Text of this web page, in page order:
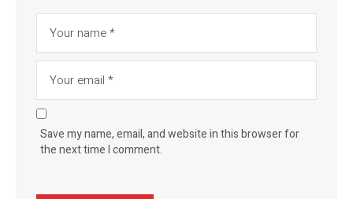
Save my name, email, and website in this browser for
the next time I comment.